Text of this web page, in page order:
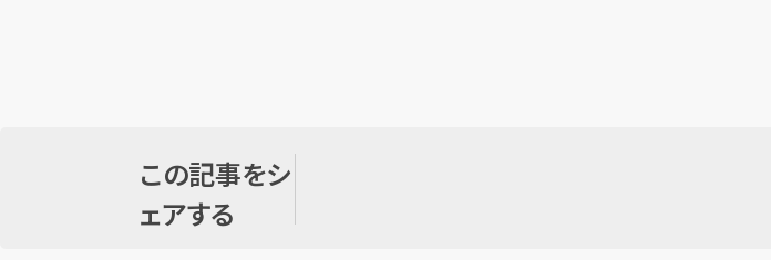
この記事をシ
ェアする